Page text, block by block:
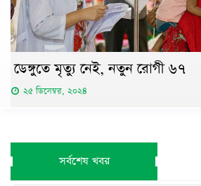
ডেঙ্গুতে মৃত্যু নেই, নতুন রোগী ৬৭
২৫ ডিসেম্বর, ২০২৪
সর্বশেষ খবর